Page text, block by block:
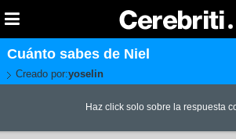
Cuánto sabes de Niel
Creado por:yoselin
Haz click solo sobre la respuesta